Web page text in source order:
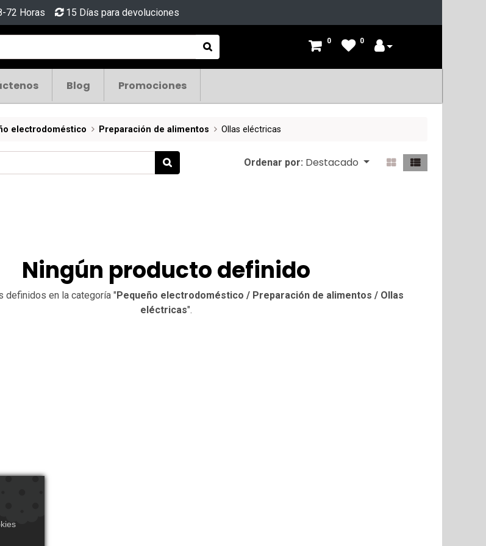
72 Horas 15 Días para devoluciones
0 0
Blog Promociones
electrodoméstico Preparación de alimentos Ollas eléctricas
Ordenar por: Destacado
Ningún producto definido
definidos en la categoría " Pequeño electrodoméstico / Preparación de alimentos / Ollas
eléctricas".